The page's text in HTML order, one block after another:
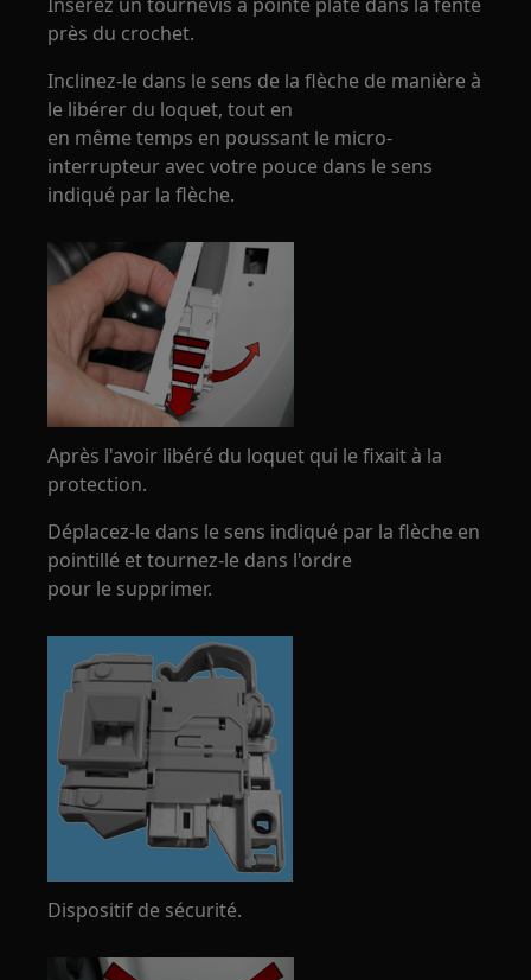
près du crochet.
Inclinez-le dans le sens de la flèche de manière à
le libérer du loquet, tout en
en même temps en poussant le micro-
interrupteur avec votre pouce dans le sens
indiqué par la flèche.
Après l'avoir libéré du loquet qui le fixait à la
protection.
Déplacez-le dans le sens indiqué par la flèche en
pointillé et tournez-le dans l'ordre
pour le supprimer.
Dispositif de sécurité.